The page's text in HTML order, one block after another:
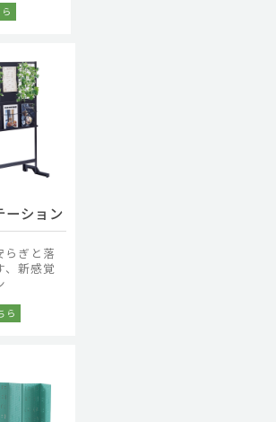
ーション
らぎと落
、新感覚